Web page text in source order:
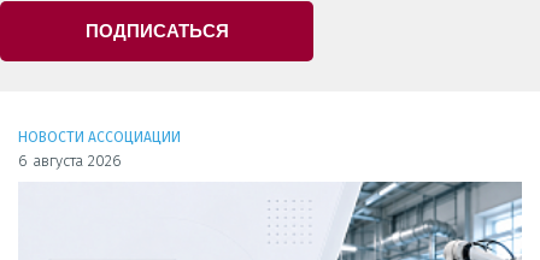
ПОДПИСАТЬСЯ
НОВОСТИ АССОЦИАЦИИ
6 августа 2026